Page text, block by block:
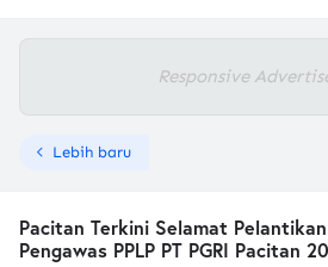
Responsive
Lebih baru
Pacitan Terkini Selamat
Pengawas PPLP PT PGRI Pacitan